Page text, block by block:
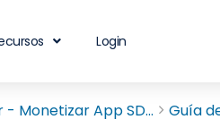
Login
- Monetizar App SD... Guía